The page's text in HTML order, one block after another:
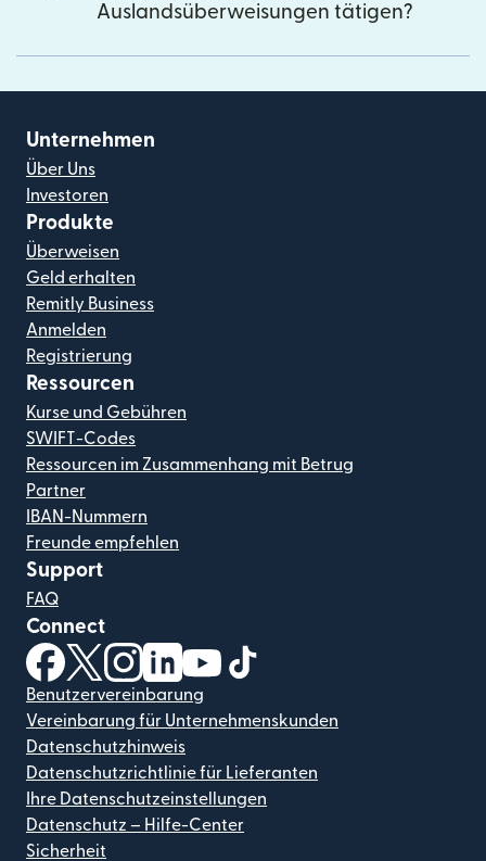
Auslandsüberweisungen tätigen?
Unternehmen
Über Uns
Investoren
Produkte
Überweisen
Geld erhalten
Remitly Business
Anmelden
Registrierung
Ressourcen
Kurse und Gebühren
SWIFT-Codes
Ressourcen im Zusammenhang mit Betrug
Partner
IBAN-Nummern
Freunde empfehlen
Support
FAQ
Connect
(wird in einem neuen Fenster geöffnet)
(wird in einem neuen Fenster geöffnet)
(wird in einem neuen Fenster geöffnet)
(wird in einem neuen Fenster geöffnet)
(wird in einem neuen Fenster
Benutzervereinbarung
Vereinbarung für Unternehmenskunden
Datenschutzhinweis
Datenschutzrichtlinie für Lieferanten
Ihre Datenschutzeinstellungen
Datenschutz – Hilfe-Center
Sicherheit